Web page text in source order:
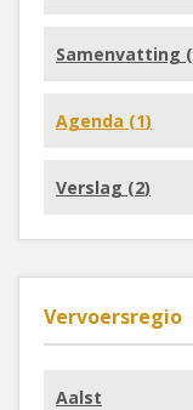
Samenvatting (
Agenda (1)
Verslag (2)
Vervoersregio
Aalst